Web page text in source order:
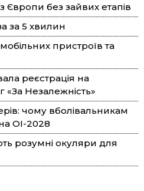
Європи без зайвих етапів
за 5 хвилин
пристроїв та
реєстрація на
«За Незалежність»
чому вболівальникам
ОІ-2028
розумні окуляри для